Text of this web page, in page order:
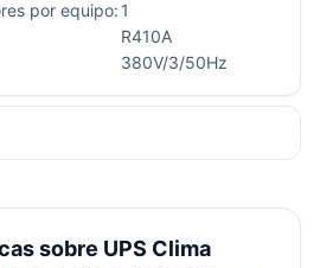
por equipo: 1
R410A
380V/3/50Hz
sobre UPS Clima